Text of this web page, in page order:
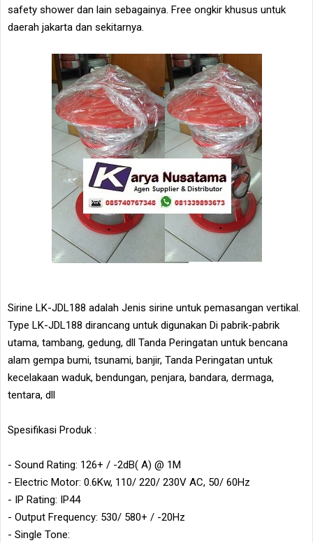
safety shower dan lain sebagainya. Free ongkir khusus untuk
daerah jakarta dan sekitarnya.
Sirine LK-JDL188 adalah Jenis sirine untuk pemasangan vertikal.
Type LK-JDL188 dirancang untuk digunakan Di pabrik-pabrik
utama, tambang, gedung, dll Tanda Peringatan untuk bencana
alam gempa bumi, tsunami, banjir, Tanda Peringatan untuk
kecelakaan waduk, bendungan, penjara, bandara, dermaga,
tentara, dll
Spesifikasi Produk :
- Sound Rating: 126+ / -2dB( A) @ 1M
- Electric Motor: 0.6Kw, 110/ 220/ 230V AC, 50/ 60Hz
- IP Rating: IP44
- Output Frequency: 530/ 580+ / -20Hz
- Single Tone: